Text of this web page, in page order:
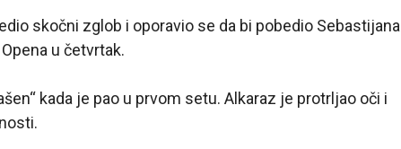
skočni zglob i oporavio se da bi pobedio Sebastijana
u četvrtak.
kada je pao u prvom setu. Alkaraz je protrljao oči i